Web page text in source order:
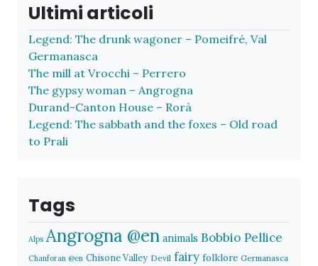
Ultimi articoli
Legend: The drunk wagoner – Pomeifré, Val
Germanasca
The mill at Vrocchi – Perrero
The gypsy woman – Angrogna
Durand-Canton House – Rorà
Legend: The sabbath and the foxes – Old road
to Prali
Tags
Alps Angrogna @en animals Bobbio Pellice
Chanforan @en Chisone Valley Devil fairy folklore Germanasca